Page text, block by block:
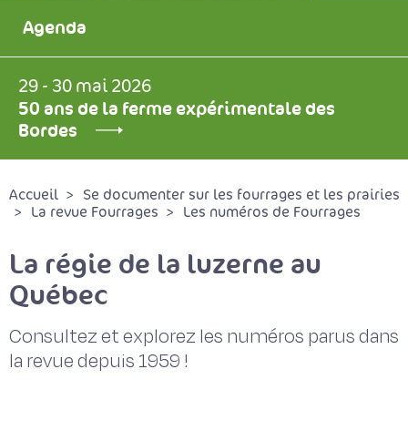
Agenda
29 - 30 mai 2026
50 ans de la ferme expérimentale des
Bordes
Accueil
Se documenter sur les fourrages et les prairies
La revue Fourrages
Les numéros de Fourrages
La régie de la luzerne au
Québec
Consultez et explorez les numéros parus dans
la revue depuis 1959 !